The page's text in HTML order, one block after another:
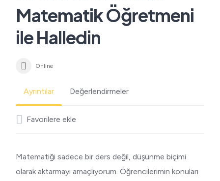
Matematik Öğretmeni
ile Halledin
Online
Ayrıntılar Değerlendirmeler
Favorilere ekle
Matematiği sadece bir ders değil, düşünme biçimi
olarak aktarmayı amaçlıyorum. Öğrencilerimin konuları